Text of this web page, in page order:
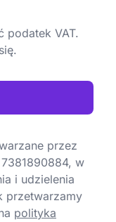
podatek VAT.
przez
7381890884, w
i udzielenia
przetwarzamy
polityka